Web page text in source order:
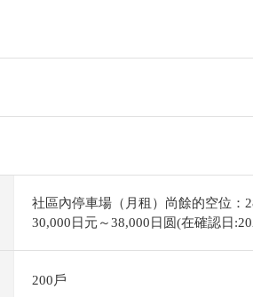
社區內停車場（月租）尚餘的空位：
30,000日元～38,000日圆(在確認日
200戶